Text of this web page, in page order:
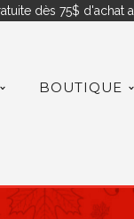
dès 75$ d'achat
BOUTIQUE